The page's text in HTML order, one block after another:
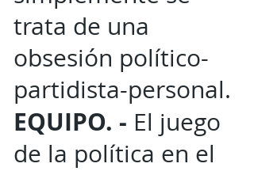
trata de una
obsesión político-
partidista-personal.
EQUIPO. - El juego
de la política en el